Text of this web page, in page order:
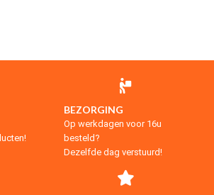
BEZORGING
Op werkdagen voor 16u
besteld?
Dezelfde dag verstuurd!